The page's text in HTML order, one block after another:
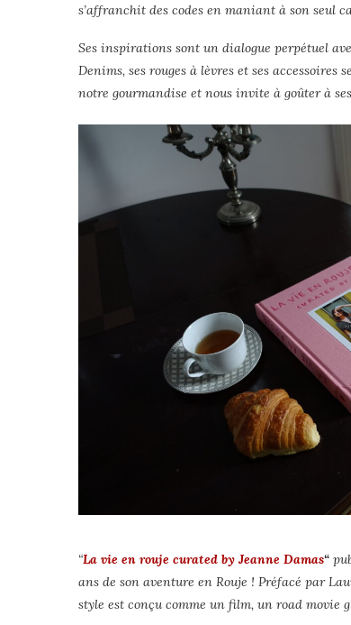
s’affranchit des codes en maniant à son seul
Ses inspirations sont un dialogue perpétuel
Denims, ses rouges à lèvres et ses accessoires
notre gourmandise et nous invite à goûter à
“La vie en rouje curated by Jeanne Damas“
ans de son aventure en Rouje ! Préfacé par
style est conçu comme un film, un road movie